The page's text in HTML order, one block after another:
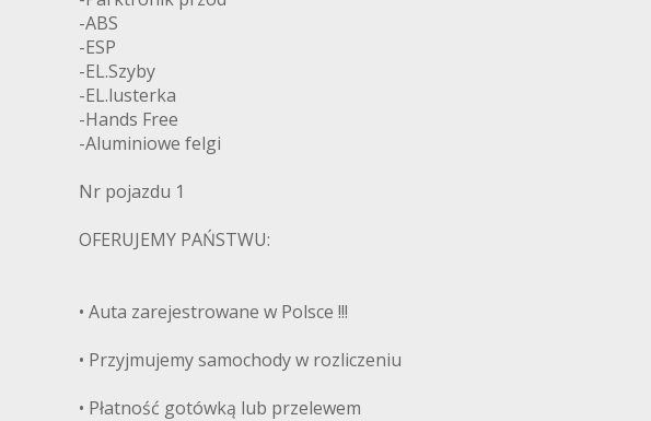
-ABS
-ESP
-EL.Szyby
-EL.lusterka
-Hands Free
-Aluminiowe felgi
Nr pojazdu 1
OFERUJEMY PAŃSTWU:
• Auta zarejestrowane w Polsce !!!
• Przyjmujemy samochody w rozliczeniu
• Płatność gotówką lub przelewem